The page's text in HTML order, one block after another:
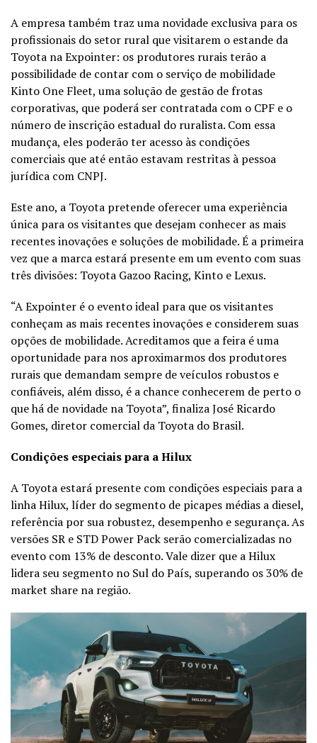
A empresa também traz uma novidade exclusiva para os
profissionais do setor rural que visitarem o estande da
Toyota na Expointer: os produtores rurais terão a
possibilidade de contar com o serviço de mobilidade
Kinto One Fleet, uma solução de gestão de frotas
corporativas, que poderá ser contratada com o CPF e o
número de inscrição estadual do ruralista. Com essa
mudança, eles poderão ter acesso às condições
comerciais que até então estavam restritas à pessoa
jurídica com CNPJ.
Este ano, a Toyota pretende oferecer uma experiência
única para os visitantes que desejam conhecer as mais
recentes inovações e soluções de mobilidade. É a primeira
vez que a marca estará presente em um evento com suas
três divisões: Toyota Gazoo Racing, Kinto e Lexus.
“A Expointer é o evento ideal para que os visitantes
conheçam as mais recentes inovações e considerem suas
opções de mobilidade. Acreditamos que a feira é uma
oportunidade para nos aproximarmos dos produtores
rurais que demandam sempre de veículos robustos e
confiáveis, além disso, é a chance conhecerem de perto o
que há de novidade na Toyota”, finaliza José Ricardo
Gomes, diretor comercial da Toyota do Brasil.
Condições especiais para a Hilux
A Toyota estará presente com condições especiais para a
linha Hilux, líder do segmento de picapes médias a diesel,
referência por sua robustez, desempenho e segurança. As
versões SR e STD Power Pack serão comercializadas no
evento com 13% de desconto. Vale dizer que a Hilux
lidera seu segmento no Sul do País, superando os 30% de
market share na região.